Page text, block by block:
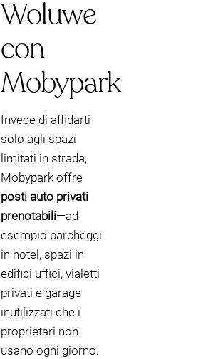
Woluwe
con
Mobypark
Invece di affidarti
solo agli spazi
limitati in strada,
Mobypark offre
posti auto privati
prenotabili—ad
esempio parcheggi
in hotel, spazi in
edifici uffici, vialetti
privati e garage
inutilizzati che i
proprietari non
usano ogni giorno.